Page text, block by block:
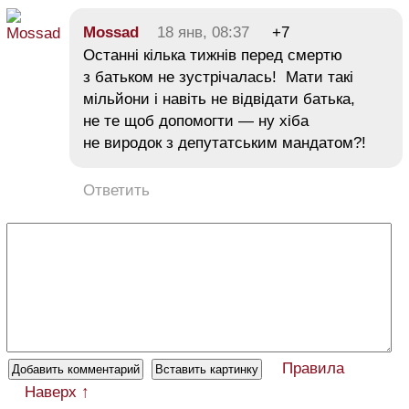
Mossad 18 янв, 08:37
+7
Останні кілька тижнів перед смертю
з батьком не зустрічалась! Мати такі
мільйони і навіть не відвідати батька,
не те щоб допомогти — ну хіба
не виродок з депутатським мандатом?!
Ответить
Правила
Наверх ↑